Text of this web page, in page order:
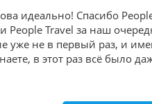
идеально! Спасибо
People Travel за наш
уже не в первый раз, и
в этот раз всё было